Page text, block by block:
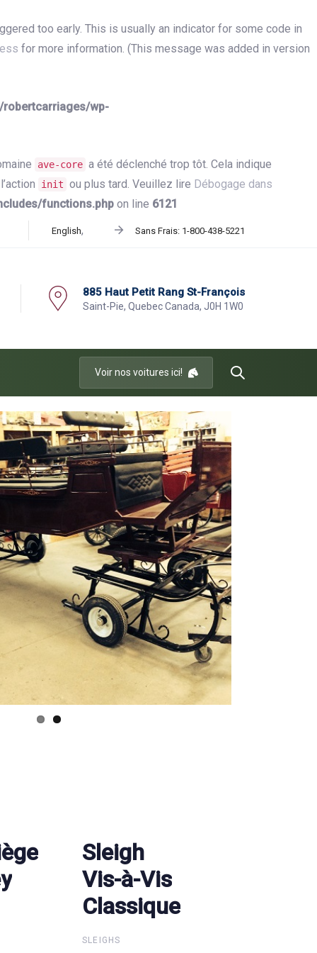
too early. This is usually an indicator for some code in
for more information. (This message was added in version
wp-
ave-core a été déclenché trop tôt. Cela indique
init ou plus tard. Veuillez lire Débogage dans
functions.php on line 6121
English Sans Frais: 1-800-438-5221
885 Haut Petit Rang St-François
Saint-Pie, Quebec Canada, J0H 1W0
Voir nos voitures ici!
Sleigh
Vis-à-Vis
Classique
Sleigh
Vis-à-Vis
Classique
SLEIGHS